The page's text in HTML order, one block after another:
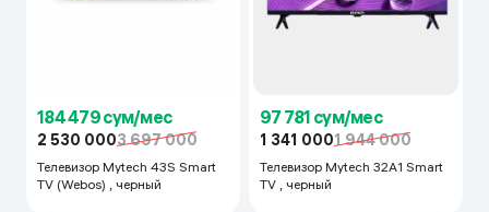
184 479 сум/мес
2 530 0003 697 000
Телевизор Mytech 43S Smart
TV (Webos) , черный
97 781 сум/мес
1 341 0001 944 000
Телевизор Mytech 32А1 Smart
TV , черный